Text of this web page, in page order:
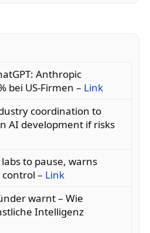
Anthropic
bei US-Firmen – Link
coordination to
AI development if risks
to pause, warns
– Link
warnt – Wie
Intelligenz